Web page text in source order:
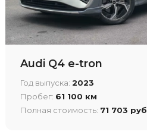
Audi Q4 e-tron
Год выпуска: 2023
Пробег: 61 100 км
Полная стоимость: 71 703 руб